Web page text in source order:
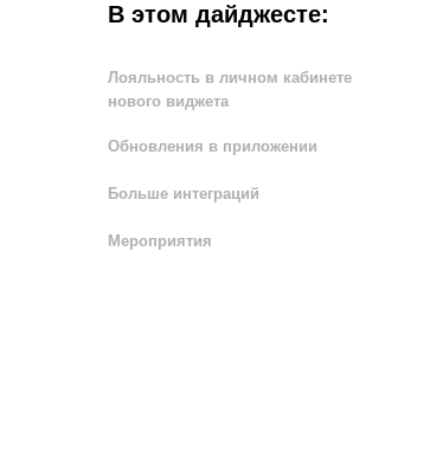
Обновления в приложении
В этом дайджесте:
Лояльность в личном кабинете
нового виджета
Больше интеграций
Мероприятия